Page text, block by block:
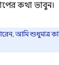
কথা ভাবুন।
আমি শুধুমাত্র